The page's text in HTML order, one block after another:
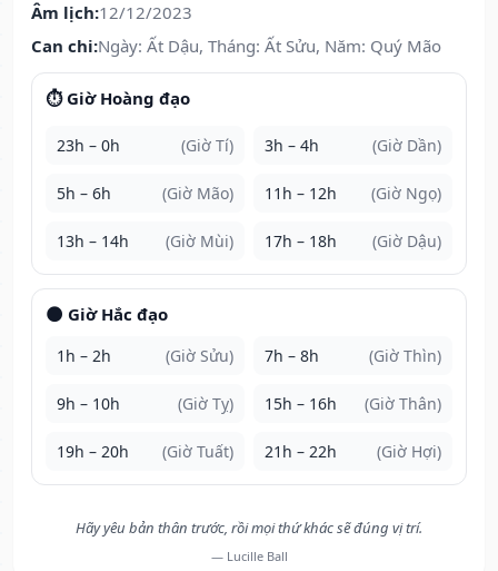
Âm lịch:12/12/2023
Can chi:Ngày: Ất Dậu, Tháng: Ất Sửu, Năm: Quý Mão
⏱️ Giờ Hoàng đạo
23h – 0h (Giờ Tí) 3h – 4h (Giờ Dần)
5h – 6h (Giờ Mão) 11h – 12h (Giờ Ngọ)
13h – 14h (Giờ Mùi) 17h – 18h (Giờ Dậu)
🌑 Giờ Hắc đạo
1h – 2h (Giờ Sửu) 7h – 8h (Giờ Thìn)
9h – 10h (Giờ Tỵ) 15h – 16h (Giờ Thân)
19h – 20h (Giờ Tuất) 21h – 22h (Giờ Hợi)
Hãy yêu bản thân trước, rồi mọi thứ khác sẽ đúng vị trí.
— Lucille Ball